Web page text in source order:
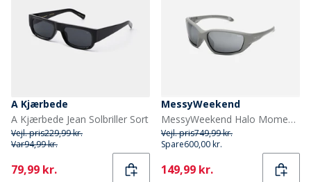
A Kjærbede
A Kjærbede Jean Solbriller Sort
Vejl. pris229,99 kr.
Var94,99 kr.
Current
79,99 kr.
MessyWeekend
MessyWeekend Halo Momentum Solbriller Grey1
Vejl. pris749,99 kr.
Spare600,00 kr.
Current
149,99 kr.